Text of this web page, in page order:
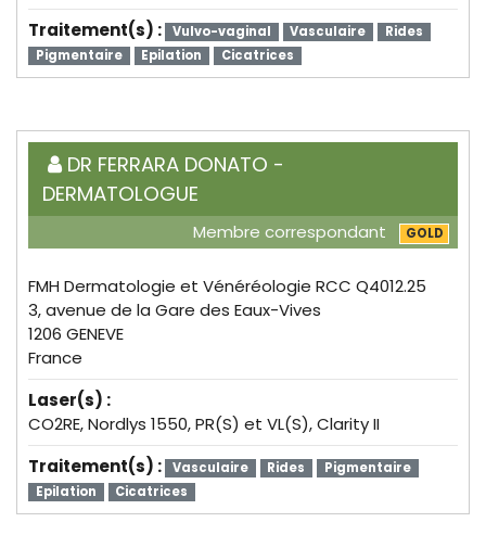
Traitement(s) :
Vulvo-vaginal Vasculaire
Rides
Pigmentaire
Epilation Cicatrices
DR FERRARA DONATO -
DERMATOLOGUE
Membre correspondant GOLD
FMH Dermatologie et Vénéréologie RCC Q4012.25
3, avenue de la Gare des Eaux-Vives
1206 GENEVE
France
Laser(s) :
CO2RE, Nordlys 1550, PR(S) et VL(S), Clarity II
Traitement(s) :
Vasculaire Rides
Pigmentaire
Epilation
Cicatrices